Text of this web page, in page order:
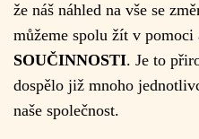
že náš náhled na vše se
můžeme spolu žít v pomoci
SOUČINNOSTI. Je to
dospělo již mnoho
naše společnost.